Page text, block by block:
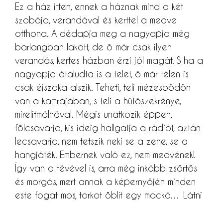
Ez a ház itten, ennek a háznak mind a két
szobája, verandával és kerttel a medve
otthona. A dédapja meg a nagyapja még
barlangban lakott, de ő már csak ilyen
verandás, kertes házban érzi jól magát. S ha a
nagyapja átaludta is a telet, ő már télen is
csak éjszaka alszik. Teheti, teli mézesbödön
van a kamrájában, s teli a hűtőszekrénye,
mirelitmálnával. Mégis unatkozik éppen,
fölcsavarja, kis ideig hallgatja a rádiót, aztán
lecsavarja, nem tetszik neki se a zene, se a
hangjáték. Embernek való ez, nem medvének!
Így van a tévével is, arra még inkább zsörtös
és morgós, mert annak a képernyőjén minden
este fogat mos, torkot öblít egy mackó… Látni